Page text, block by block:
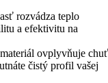
rozvádza teplo
a efektivitu na
ovplyvňuje chuť
čistý profil vašej